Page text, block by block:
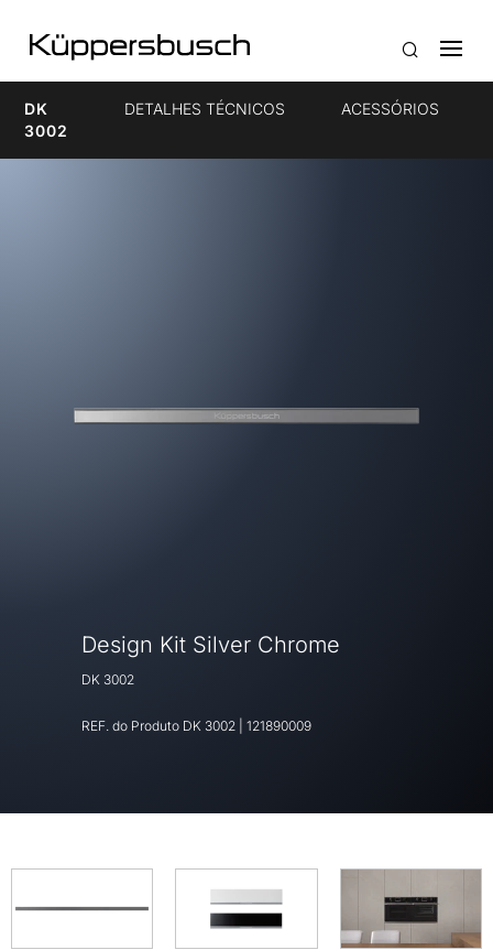
DK
3002
DETALHES TÉCNICOS ACESSÓRIOS
Design Kit Silver Chrome
DK 3002
REF. do Produto DK 3002 121890009